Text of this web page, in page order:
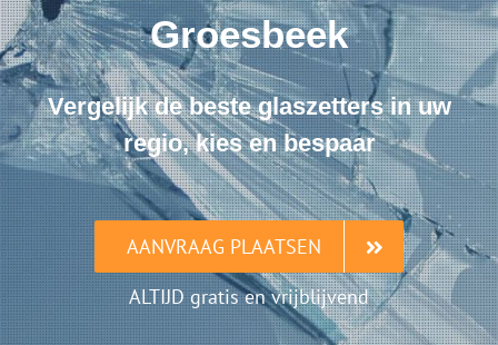
Groesbeek
Vergelijk de beste glaszetters in uw
regio, kies en bespaar
AANVRAAG PLAATSEN
ALTIJD gratis en vrijblijvend